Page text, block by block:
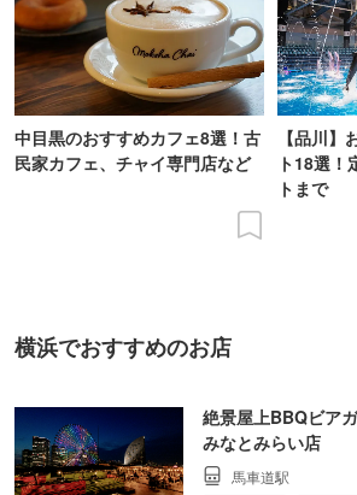
中目黒のおすすめカフェ8選！古
民家カフェ、チャイ専門店など
【品川】
ト18選！
トまで
横浜でおすすめのお店
絶景屋上BBQビア
みなとみらい店
馬車道駅